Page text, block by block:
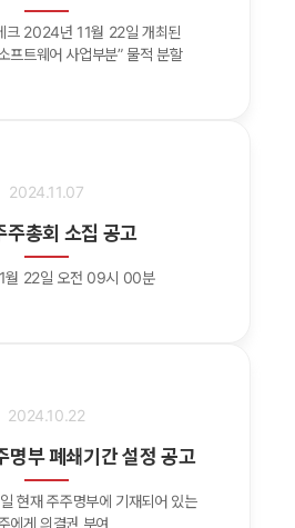
개최된
총회에서 “소프트웨어 사업부분” 물적 분할
2024.11.07
주총회 소집 공고
월 22일 오전 09시 00분
2024.10.22
명부 폐쇄기간 설정 공고
현재 주주명부에 기재되어 있는
에게 의결권 부여